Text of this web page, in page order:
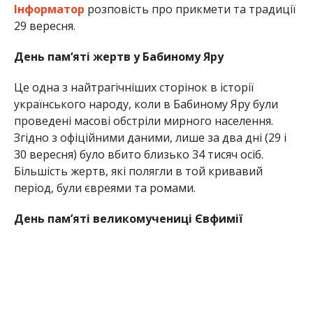
Інформатор розповість про прикмети та традиції
29 вересня.
День пам‘яті жертв у Бабиному Яру
Це одна з найтрагічніших сторінок в історії
українського народу, коли в Бабиному Яру були
проведені масові обстріли мирного населення.
Згідно з офіційними даними, лише за два дні (29 і
30 вересня) було вбито близько 34 тисяч осіб.
Більшість жертв, які полягли в той кривавий
період, були євреями та ромами.
День пам’яті великомучениці Євфимії